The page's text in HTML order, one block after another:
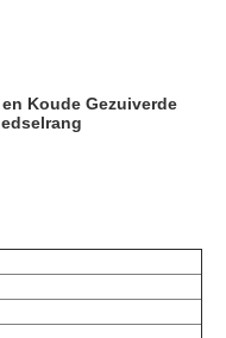
Koude Gezuiverde